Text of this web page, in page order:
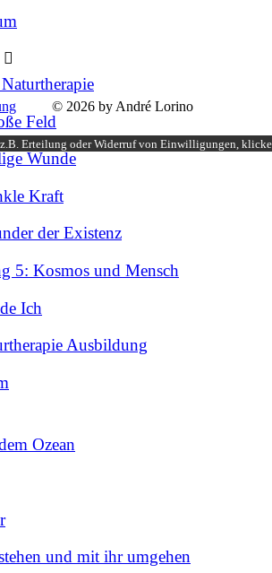
Feld
Wunde
Kraft
der Existenz
5: Kosmos und Mensch
Ich
Ausbildung
Ozean
und mit ihr umgehen
© 2026 by André Lorino
Erteilung oder Widerruf von Einwilligungen,